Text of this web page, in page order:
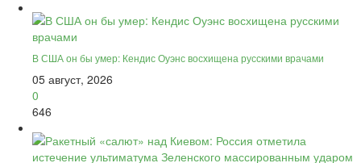
В США он бы умер: Кендис Оуэнс восхищена русскими врачами
05 август, 2026
0
646